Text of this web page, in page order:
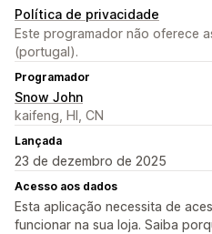
Política de privacidade
Este programador não oferece
(portugal).
Programador
Snow John
kaifeng, HI, CN
Lançada
23 de dezembro de 2025
Acesso aos dados
Esta aplicação necessita de
funcionar na sua loja. Saiba